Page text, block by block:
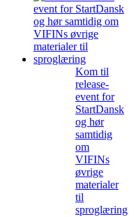
Kom til
release-
event for
StartDansk
og hør
samtidig
om
VIFINs
øvrige
materialer
til
sproglæring